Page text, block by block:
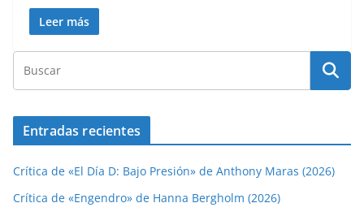
Leer más
Entradas recientes
Crítica de «El Día D: Bajo Presión» de Anthony Maras (2026)
Crítica de «Engendro» de Hanna Bergholm (2026)